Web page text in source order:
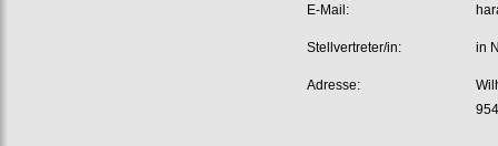
E-Mail:
Stellvertreter/in: in
Adresse: